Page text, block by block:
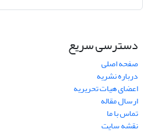
دسترسی سریع
صفحه اصلی
درباره نشریه
اعضای هیات تحریریه
ارسال مقاله
تماس با ما
نقشه سایت